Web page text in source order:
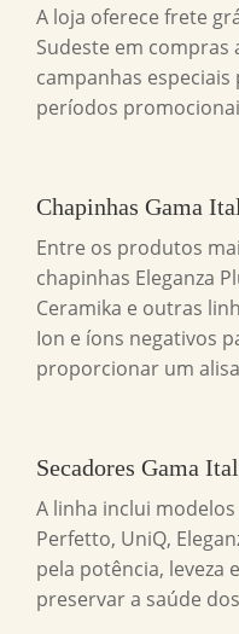
A loja oferece frete
Sudeste em compras
campanhas
períodos
Chapinhas Gama
Entre os produtos
chapinhas Eleganza
Ceramika e outras
Ion e íons negativos
proporcionar um
Secadores Gama
A linha inclui
Perfetto, UniQ,
pela potência, leveza
preservar a saúde